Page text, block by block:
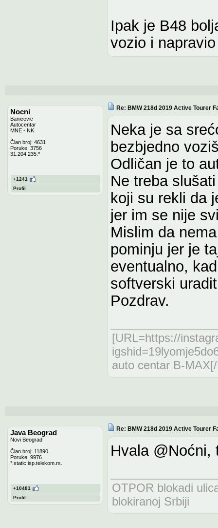
Ipak je B48
vozio i
Nocni
Banicevic
Autocentar
MNE - NK
Član broj: 4631
Poruke: 3756
31.204.235.*
+1241
Profil
Re: BMW 218d 2019 Active Tourer
Neka je sa
bezbjedno
Odličan je to
Ne treba
koji su rekli da
jer im se nije
Mislim da
pominju jer je
eventualno,
softverski
Pozdrav.
[URL=https://
auto centar B-
Java Beograd
Novi Beograd
Član broj: 11890
Poruke: 9976
*.static.isp.telekom.rs.
+10481
Profil
Re: BMW 218d 2019 Active Tourer
Hvala @Noćni,
OTPOR blokadi
blokiranoj Srbiji